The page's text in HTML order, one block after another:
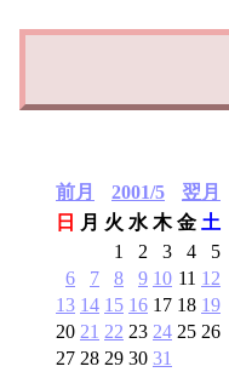
前月 2001/5
翌月
日
月 火 水 木 金 土
1
2 3 4
5
6
7 8 9 10 11 12
13 14 15 16 17 18 19
20 21 22 23 24 25 26
27 28 29 30 31